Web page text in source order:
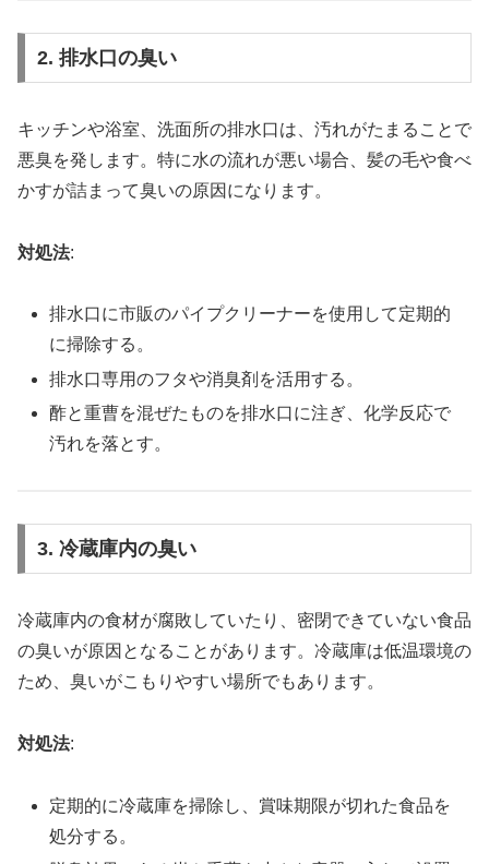
2. 排水口の臭い
キッチンや浴室、洗面所の排水口は、汚れがたまることで
悪臭を発します。特に水の流れが悪い場合、髪の毛や食べ
かすが詰まって臭いの原因になります。
対処法:
排水口に市販のパイプクリーナーを使用して定期的
に掃除する。
排水口専用のフタや消臭剤を活用する。
酢と重曹を混ぜたものを排水口に注ぎ、化学反応で
汚れを落とす。
3. 冷蔵庫内の臭い
冷蔵庫内の食材が腐敗していたり、密閉できていない食品
の臭いが原因となることがあります。冷蔵庫は低温環境の
ため、臭いがこもりやすい場所でもあります。
対処法:
定期的に冷蔵庫を掃除し、賞味期限が切れた食品を
処分する。